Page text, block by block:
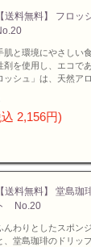
【送料無料】 フロ
肌と環境にやさしい
剤を使用し、エコで
ッシュ」は、天然ア
2,156円)
【送料無料】 堂島
No.20
んわりとしたスポン
、堂島珈琲のドリッ